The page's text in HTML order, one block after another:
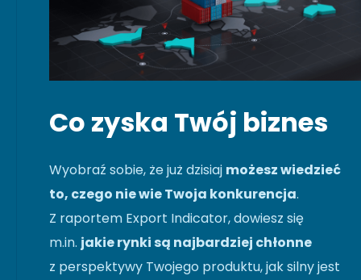
Co zyska Twój biznes
Wyobraź sobie, że już dzisiaj możesz wiedzieć
to, czego nie wie Twoja konkurencja.
Z raportem Export Indicator, dowiesz się
m.in. jakie rynki są najbardziej chłonne
z perspektywy Twojego produktu, jak silny jest